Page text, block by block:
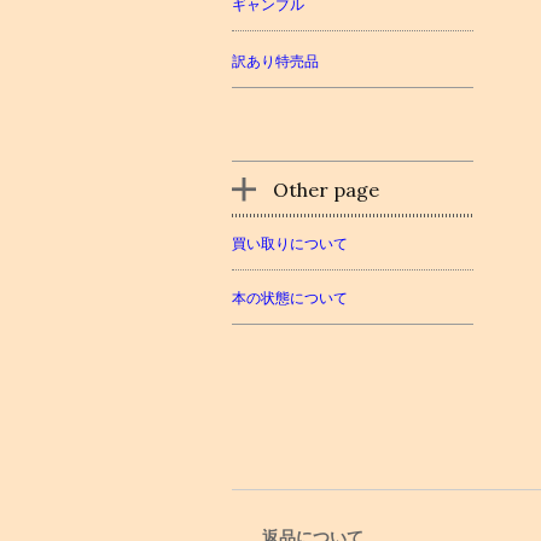
ギャンブル
訳あり特売品
Other page
買い取りについて
本の状態について